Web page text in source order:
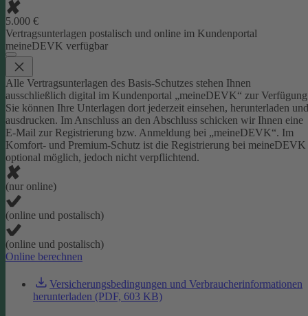
5.000 €
Vertragsunterlagen postalisch und online im Kundenportal
meineDEVK verfügbar
Alle Vertragsunterlagen des Basis-Schutzes stehen Ihnen
ausschließlich digital im Kundenportal „meineDEVK“ zur
Sie können Ihre Unterlagen dort jederzeit einsehen, herunterladen und
ausdrucken. Im Anschluss an den Abschluss schicken wir Ihnen eine
E-Mail zur Registrierung bzw. Anmeldung bei „meineDEVK“. Im
Komfort- und Premium-Schutz ist die Registrierung bei meineDEVK
optional möglich, jedoch nicht verpflichtend.
(nur online)
(online und postalisch)
(online und postalisch)
Online berechnen
Versicherungsbedingungen und Verbraucherinformationen
herunterladen (PDF, 603 KB)